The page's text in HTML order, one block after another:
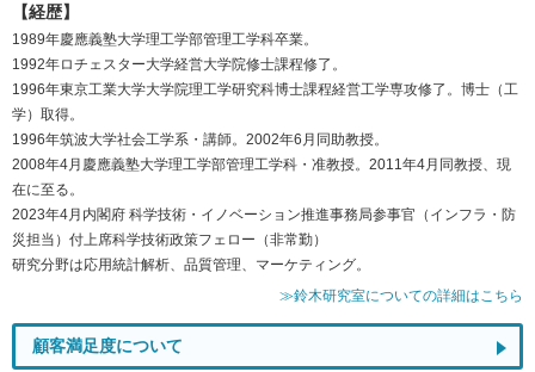
【経歴】
1989年慶應義塾大学理工学部管理工学科卒業。
1992年ロチェスター大学経営大学院修士課程修了。
1996年東京工業大学大学院理工学研究科博士課程経営工学専攻修了。博士（工
学）取得。
1996年筑波大学社会工学系・講師。2002年6月同助教授。
2008年4月慶應義塾大学理工学部管理工学科・准教授。2011年4月同教授、現
在に至る。
2023年4月内閣府 科学技術・イノベーション推進事務局参事官（インフラ・防
災担当）付上席科学技術政策フェロー（非常勤）
研究分野は応用統計解析、品質管理、マーケティング。
≫鈴木研究室についての詳細はこちら
顧客満足度について